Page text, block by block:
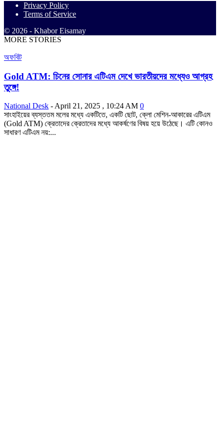
Privacy Policy
Terms of Service
© 2026 - Khabor Eisamay
MORE STORIES
অফবিট
Gold ATM: চিনের সোনার এটিএম দেখে ভারতীয়দের মধ্যেও আগ্রহ
তুঙ্গে!
National Desk - April 21, 2025 , 10:24 AM 0
সাংহাইয়ের ব্যস্ততম মলের মধ্যে একটিতে, একটি ছোট, ক্লো মেশিন-আকারের এটিএম
(Gold ATM) ক্রেতাদের ক্রেতাদের মধ্যে আকর্ষণের বিষয় হয়ে উঠেছে। এটি কোনও
সাধারণ এটিএম নয়:...